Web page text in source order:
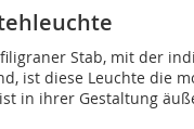
Stab, mit der
ist diese Leuchte die
in ihrer Gestaltung